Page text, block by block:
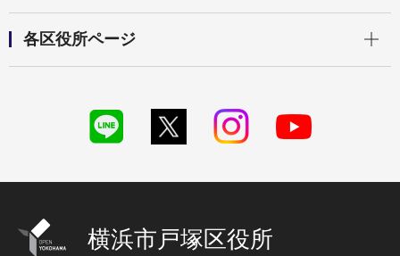
各区役所ページ
横浜市戸塚区役所